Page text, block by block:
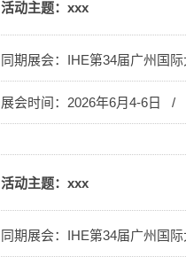
活动主题：xxx
同期展会： IHE第34届广州国
展会时间：2026年6月4-6日 /
活动主题：xxx
同期展会： IHE第34届广州国